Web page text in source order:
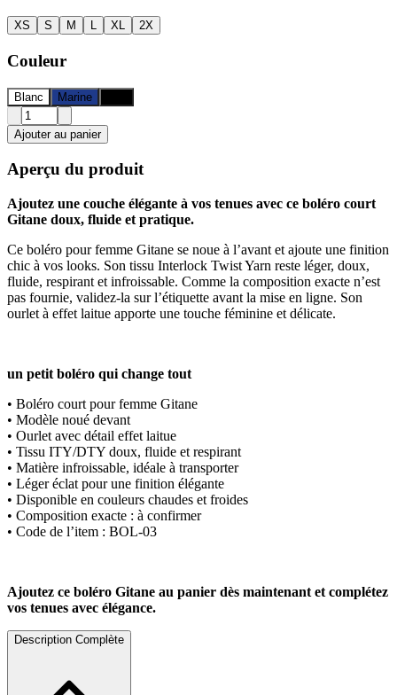
XS S M L XL 2X
Couleur
Blanc Marine
Ajouter au panier
Aperçu du produit
Ajoutez une couche élégante à vos tenues avec ce boléro court
Gitane doux, fluide et pratique.
Ce boléro pour femme Gitane se noue à l’avant et ajoute une finition
chic à vos looks. Son tissu Interlock Twist Yarn reste léger, doux,
fluide, respirant et infroissable. Comme la composition exacte n’est
pas fournie, validez-la sur l’étiquette avant la mise en ligne. Son
ourlet à effet laitue apporte une touche féminine et délicate.
un petit boléro qui change tout
• Boléro court pour femme Gitane
• Modèle noué devant
• Ourlet avec détail effet laitue
• Tissu ITY/DTY doux, fluide et respirant
• Matière infroissable, idéale à transporter
• Léger éclat pour une finition élégante
• Disponible en couleurs chaudes et froides
• Composition exacte : à confirmer
• Code de l’item : BOL-03
Ajoutez ce boléro Gitane au panier dès maintenant et complétez
vos tenues avec élégance.
Description Complète